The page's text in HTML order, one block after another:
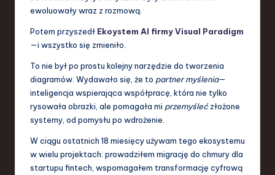
w
T
ewoluowały wraz z rozmową.
Potem przyszedł Ekoystem AI firmy Visual Paradigm
—i wszystko się zmieniło.
To nie był po prostu kolejny narzędzie do tworzenia
diagramów. Wydawało się, że to partner myślenia—
inteligencja wspierająca współpracę, która nie tylko
rysowała obrazki, ale pomagała mi przemyślećzłożone
systemy, od pomysłu po wdrożenie.
W ciągu ostatnich 18 miesięcy używam tego ekosystemu
w wielu projektach: prowadziłem migrację do chmury dla
startupu fintech, wspomagałem transformację cyfrową